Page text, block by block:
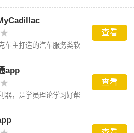
车主打造的汽车服务类软
查看
app
器，是学员理论学习好帮
查看